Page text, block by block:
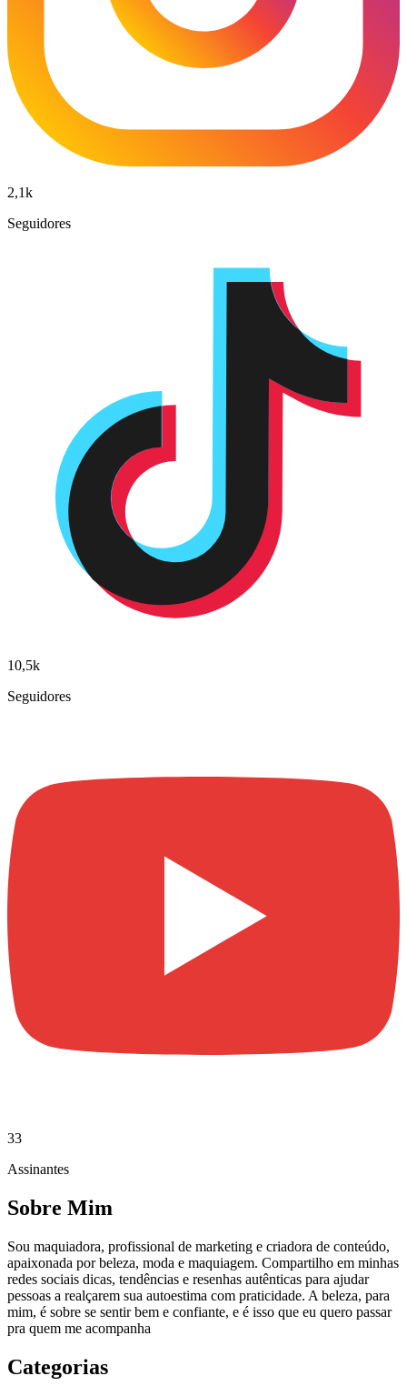
2,1k
Seguidores
10,5k
Seguidores
33
Assinantes
Sobre Mim
Sou maquiadora, profissional de marketing e criadora de conteúdo,
apaixonada por beleza, moda e maquiagem. Compartilho em minhas
redes sociais dicas, tendências e resenhas autênticas para ajudar
pessoas a realçarem sua autoestima com praticidade. A beleza, para
mim, é sobre se sentir bem e confiante, e é isso que eu quero passar
pra quem me acompanha
Categorias